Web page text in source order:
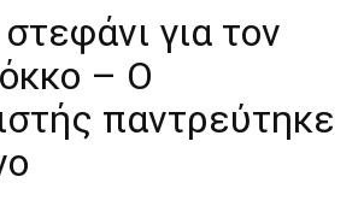
για τον
– Ο
παντρεύτηκε